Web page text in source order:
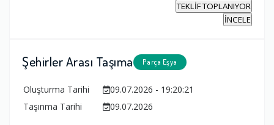
TEKLİF TOPLANIYOR
İNCELE
Şehirler Arası Taşıma Parça Eşya
Oluşturma Tarihi
09.07.2026 - 19:20:21
Taşınma Tarihi
09.07.2026